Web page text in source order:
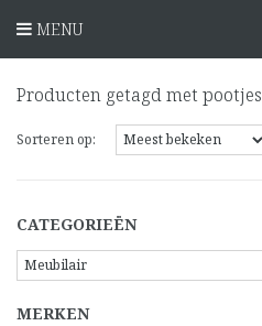
MENU
Producten getagd met pootjes
Sorteren op:
CATEGORIEËN
MERKEN